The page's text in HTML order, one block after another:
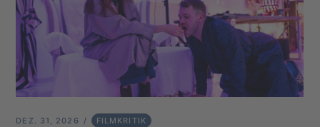
DEZ. 31, 2026 FILMKRITIK